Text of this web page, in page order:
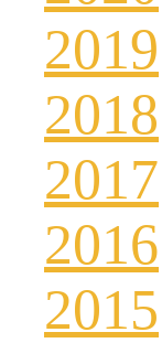
2019
2018
2017
2016
2015